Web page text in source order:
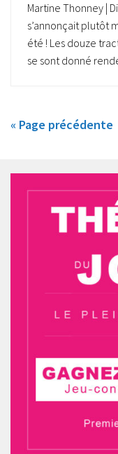
Martine Thonney |
s’annonçait plutôt
été ! Les douze
se sont donné
« Page précédente